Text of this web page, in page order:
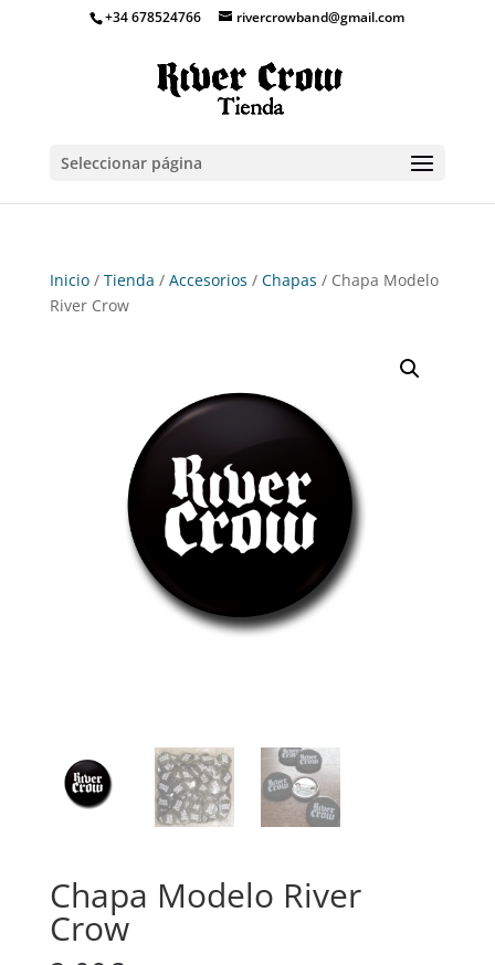
+34 678524766 rivercrowband@gmail.com
Seleccionar página
Inicio/ Tienda / Accesorios / Chapas / Chapa Modelo
River Crow
Chapa Modelo River
Crow